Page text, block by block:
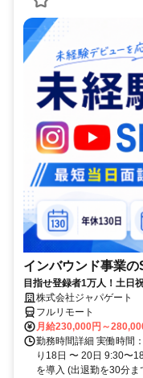
インバウンド事業
目指せ登録者1万人！土日
株式会社ジャパゲート
フルリモート
月給230,000円～
勤務時間詳細 実働時間
り18日 〜 20日 9:30〜
を導入 (出退勤を30分